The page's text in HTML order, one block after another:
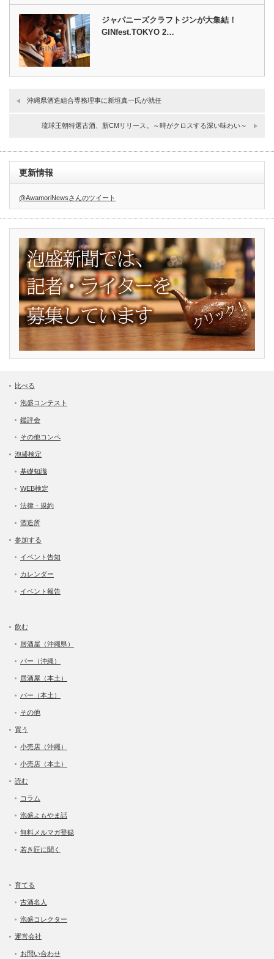
ジャパニーズクラフトジンが大集結！
GINfest.TOKYO 2…
沖縄県酒造組合専務理事に新垣真一氏が就任
琉球王朝特選古酒、新CMリリース。～時がクロスする深い味わい～
更新情報
@AwamoriNewsさんのツイート
比べる
泡盛コンテスト
鑑評会
その他コンペ
泡盛検定
基礎知識
WEB検定
法律・規約
酒造所
参加する
イベント告知
カレンダー
イベント報告
飲む
居酒屋（沖縄県）
バー（沖縄）
居酒屋（本土）
バー（本土）
その他
買う
小売店（沖縄）
小売店（本土）
読む
コラム
泡盛よもやま話
無料メルマガ登録
若き匠に聞く
育てる
古酒名人
泡盛コレクター
運営会社
お問い合わせ